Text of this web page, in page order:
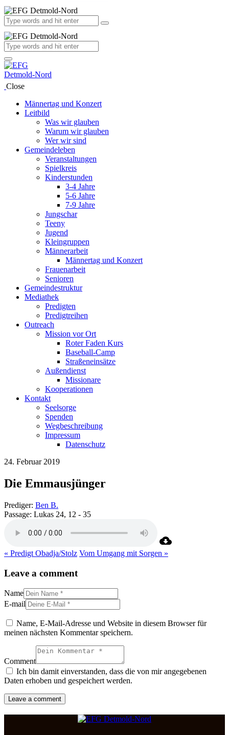
Close
Männertag und Konzert
Leitbild
Was wir glauben
Warum wir glauben
Wer wir sind
Gemeindeleben
Veranstaltungen
Spielkreis
Kinderstunden
3-4 Jahre
5-6 Jahre
7-9 Jahre
Jungschar
Teeny
Jugend
Kleingruppen
Männerarbeit
Männertag und Konzert
Frauenarbeit
Senioren
Gemeindestruktur
Mediathek
Predigten
Predigtreihen
Outreach
Mission vor Ort
Roter Faden Kurs
Baseball-Camp
Straßeneinsätze
Außendienst
Missionare
Kooperationen
Kontakt
Seelsorge
Spenden
Wegbeschreibung
Impressum
Datenschutz
24. Februar 2019
Die Emmausjünger
Prediger: Ben B.
Passage: Lukas 24, 12 - 35
« Predigt Obadja/Stolz Vom Umgang mit Sorgen »
Leave a comment
Name
E-mail
Name, E-Mail-Adresse und Website in diesem Browser für
meinen nächsten Kommentar speichern.
Comment
Ich bin damit einverstanden, dass die von mir angegebenen
Daten erhoben und gespeichert werden.